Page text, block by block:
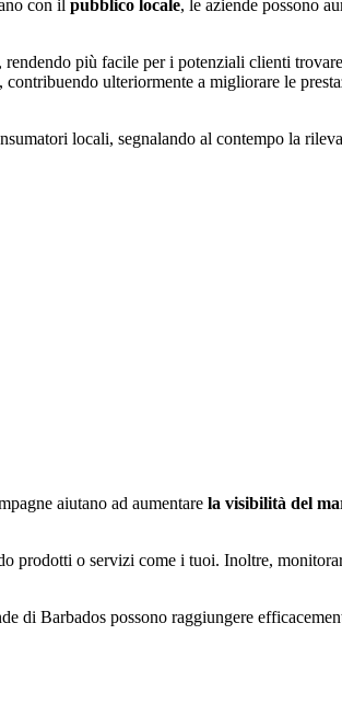
con il pubblico locale, le aziende possono
più facile per i potenziali clienti
ulteriormente a migliorare le
locali, segnalando al contempo la
aiutano ad aumentare la visibilità del
prodotti o servizi come i tuoi. Inoltre,
di Barbados possono raggiungere